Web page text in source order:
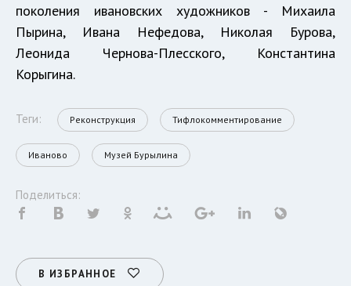
поколения ивановских художников - Михаила
Пырина, Ивана Нефедова, Николая Бурова,
Леонида Чернова-Плесского, Константина
Корыгина.
Теги: Реконструкция Тифлокомментирование
Иваново Музей Бурылина
Поделиться:
В ИЗБРАННОЕ